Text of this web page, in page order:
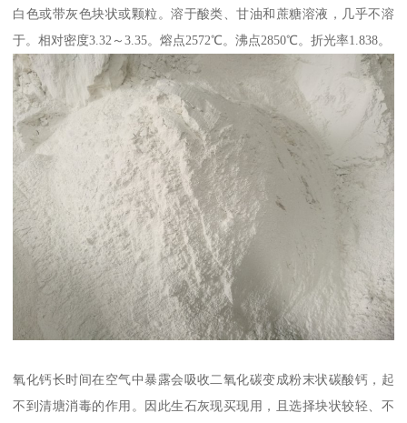
白色或带灰色块状或颗粒。溶于酸类、甘油和蔗糖溶液，几乎不溶
于。相对密度3.32～3.35。熔点2572℃。沸点2850℃。折光率1.838。
氧化钙长时间在空气中暴露会吸收二氧化碳变成粉末状碳酸钙，起
不到清塘消毒的作用。因此生石灰现买现用，且选择块状较轻、不